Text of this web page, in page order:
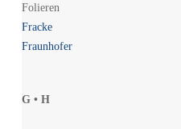
Folieren
Fracke
Fraunhofer
G • H